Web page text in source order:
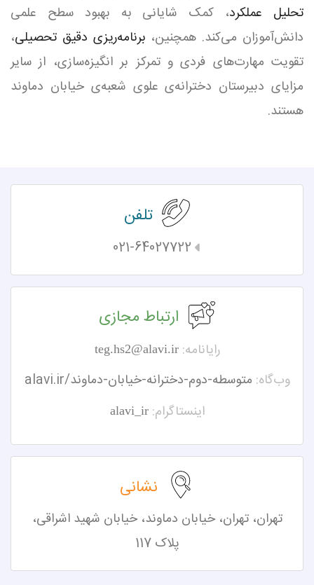
تحلیل عملکرد، کمک شایانی به بهبود سطح علمی
دانش‌آموزان می‌کند. همچنین، برنامه‌ریزی دقیق تحصیلی،
تقویت مهارت‌های فردی و تمرکز بر انگیزه‌سازی، از سایر
مزایای دبیرستان دخترانه‌ی علوی شعبه‌ی خیابان دماوند
هستند.
تلفن
021-64027722
ارتباط مجازی
رایانامه: teg.hs2@alavi.ir
وب‌گاه: alavi.ir/متوسطه-دوم-دخترانه-خیابان-دماوند
اینستاگرام: alavi_ir
نشانی
تهران، تهران،خیابان دماوند، خیابان شهید اشراقی،
پلاک 117